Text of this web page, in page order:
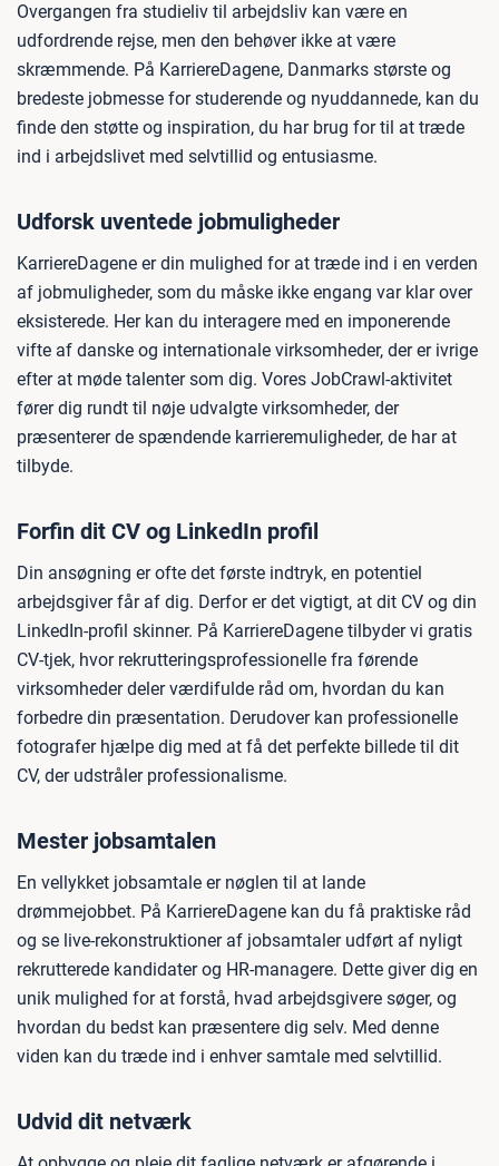
Overgangen fra studieliv til arbejdsliv kan være en
udfordrende rejse, men den behøver ikke at være
skræmmende. På KarriereDagene, Danmarks største og
bredeste jobmesse for studerende og nyuddannede, kan du
finde den støtte og inspiration, du har brug for til at træde
ind i arbejdslivet med selvtillid og entusiasme.
Udforsk uventede jobmuligheder
KarriereDagene er din mulighed for at træde ind i en verden
af jobmuligheder, som du måske ikke engang var klar over
eksisterede. Her kan du interagere med en imponerende
vifte af danske og internationale virksomheder, der er ivrige
efter at møde talenter som dig. Vores JobCrawl-aktivitet
fører dig rundt til nøje udvalgte virksomheder, der
præsenterer de spændende karrieremuligheder, de har at
tilbyde.
Forfin dit CV og LinkedIn profil
Din ansøgning er ofte det første indtryk, en potentiel
arbejdsgiver får af dig. Derfor er det vigtigt, at dit CV og din
LinkedIn-profil skinner. På KarriereDagene tilbyder vi gratis
CV-tjek, hvor rekrutteringsprofessionelle fra førende
virksomheder deler værdifulde råd om, hvordan du kan
forbedre din præsentation. Derudover kan professionelle
fotografer hjælpe dig med at få det perfekte billede til dit
CV, der udstråler professionalisme.
Mester jobsamtalen
En vellykket jobsamtale er nøglen til at lande
drømmejobbet. På KarriereDagene kan du få praktiske råd
og se live-rekonstruktioner af jobsamtaler udført af nyligt
rekrutterede kandidater og HR-managere. Dette giver dig en
unik mulighed for at forstå, hvad arbejdsgivere søger, og
hvordan du bedst kan præsentere dig selv. Med denne
viden kan du træde ind i enhver samtale med selvtillid.
Udvid dit netværk